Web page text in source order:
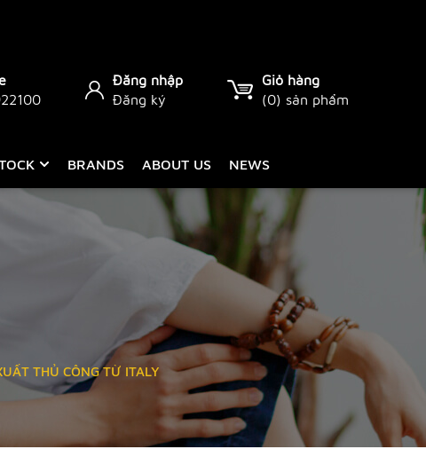
Đăng nhập
Đăng ký
Giỏ hàng
(0) sản phẩm
BRANDS ABOUT US NEWS
THỦ CÔNG TỪ ITALY